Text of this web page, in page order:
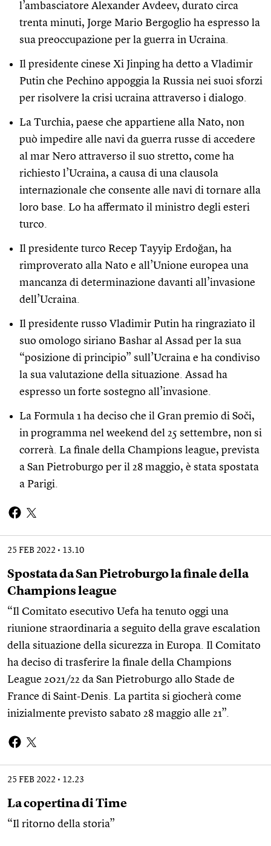
l’ambasciatore Alexander Avdeev, durato circa
trenta minuti, Jorge Mario Bergoglio ha espresso la
sua preoccupazione per la guerra in Ucraina.
Il presidente cinese Xi Jinping ha detto a Vladimir
Putin che Pechino appoggia la Russia nei suoi sforzi
per risolvere la crisi ucraina attraverso i dialogo.
La Turchia, paese che appartiene alla Nato, non
può impedire alle navi da guerra russe di accedere
al mar Nero attraverso il suo stretto, come ha
richiesto l’Ucraina, a causa di una clausola
internazionale che consente alle navi di tornare alla
loro base. Lo ha affermato il ministro degli esteri
turco.
Il presidente turco Recep Tayyip Erdoğan, ha
rimproverato alla Nato e all’Unione europea una
mancanza di determinazione davanti all’invasione
dell’Ucraina.
Il presidente russo Vladimir Putin ha ringraziato il
suo omologo siriano Bashar al Assad per la sua
“posizione di principio” sull’Ucraina e ha condiviso
la sua valutazione della situazione. Assad ha
espresso un forte sostegno all’invasione.
La Formula 1 ha deciso che il Gran premio di Soči,
in programma nel weekend del 25 settembre, non si
correrà. La finale della Champions league, prevista
a San Pietroburgo per il 28 maggio, è stata spostata
a Parigi.
25 FEB 2022 13.10
Spostata da San Pietroburgo la finale della
Champions league
“Il Comitato esecutivo Uefa ha tenuto oggi una
riunione straordinaria a seguito della grave escalation
della situazione della sicurezza in Europa. Il Comitato
ha deciso di trasferire la finale della Champions
League 2021/22 da San Pietroburgo allo Stade de
France di Saint-Denis. La partita si giocherà come
inizialmente previsto sabato 28 maggio alle 21”.
25 FEB 2022 12.23
La copertina di Time
“Il ritorno della storia”